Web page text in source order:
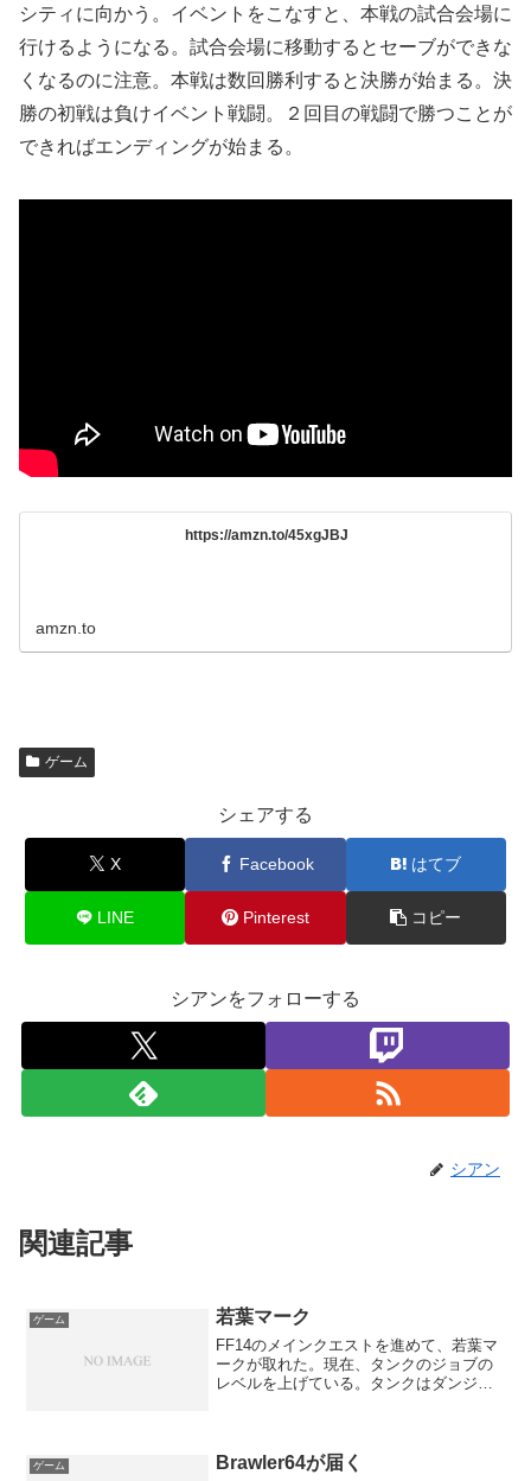
シティに向かう。イベントをこなすと、本戦の試合会場に
行けるようになる。試合会場に移動するとセーブができな
くなるのに注意。本戦は数回勝利すると決勝が始まる。決
勝の初戦は負けイベント戦闘。２回目の戦闘で勝つことが
できればエンディングが始まる。
https://amzn.to/45xgJBJ
amzn.to
ゲーム
シェアする
X Facebook はてブ
LINE Pinterest コピー
シアンをフォローする
シアン
関連記事
ゲーム 若葉マーク
FF14のメインクエストを進めて、若葉マ
ークが取れた。現在、タンクのジョブの
レベルを上げている。タンクはダンジョ
いる。この前コンテン...
ゲーム Brawler64が届く